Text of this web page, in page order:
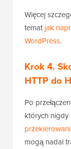
Więcej
tematjak
WordPress.
Krok 4.
HTTP do
Po
których
mogą nadal